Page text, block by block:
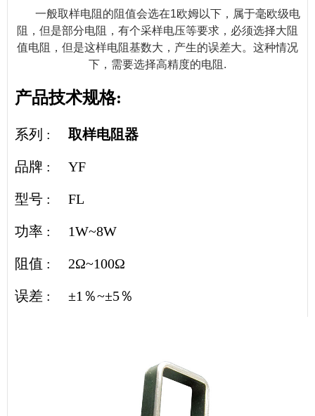
一般取样电阻的阻值会选在1欧姆以下，属于毫欧级电
阻，但是部分电阻，有个采样电压等要求，必须选择大阻
值电阻，但是这样电阻基数大，产生的误差大。这种情况
下，需要选择高精度的电阻.
产品技术规格:
系列 : 取样电阻器
品牌 : YF
型号 : FL
功率 : 1W~8W
阻值 : 2Ω~100Ω
误差 : ±1％~±5％